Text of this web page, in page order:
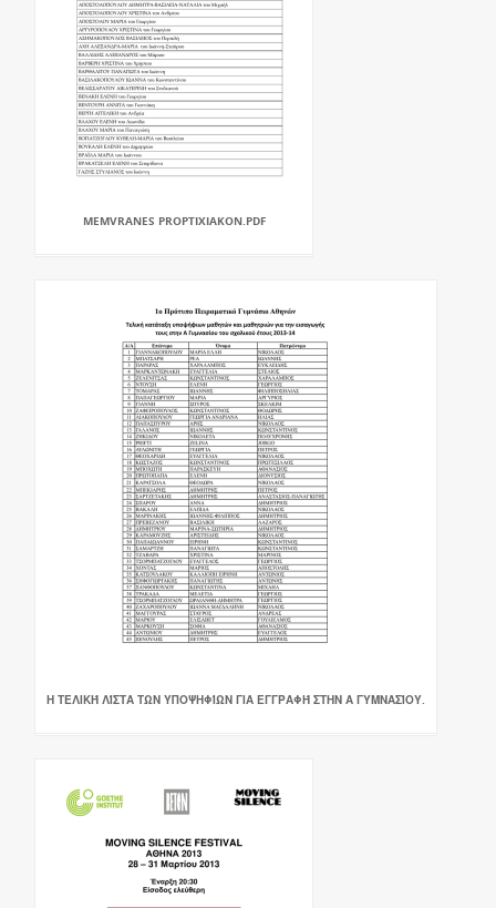
MEMVRANES PROPTIXIAKON.PDF
Η ΤΕΛΙΚΉ ΛΊΣΤΑ ΤΩΝ ΥΠΟΨΗΦΊΩΝ ΓΙΑ ΕΓΓΡΑΦΉ ΣΤΗΝ Α ΓΥΜΝΑΣΊΟΥ.